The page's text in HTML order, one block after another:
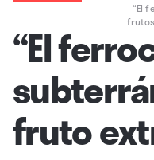
“El
“El
fruto